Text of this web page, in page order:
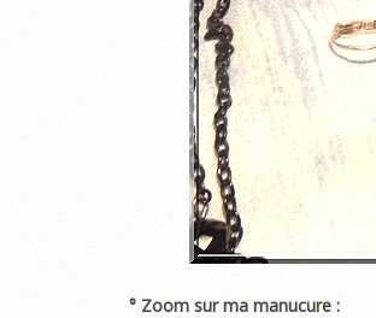
° Zoom sur ma manucure :